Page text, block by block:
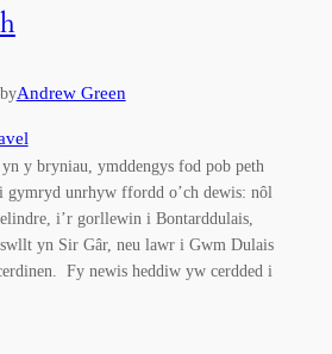
byAndrew Green
y bryniau, ymddengys fod pob peth
unrhyw ffordd o’ch dewis: nôl
i’r gorllewin i Bontarddulais,
yn Sir Gâr, neu lawr i Gwm Dulais
Fy newis heddiw yw cerdded i